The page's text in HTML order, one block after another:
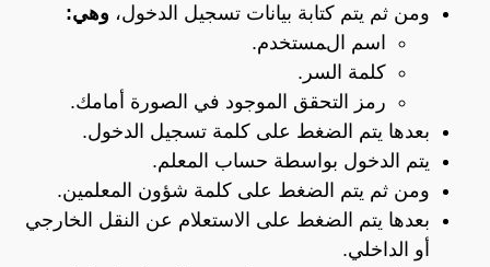
ومن ثم يتم كتابة بيانات تسجيل الدخول، وهي:
اسم المستخدم.
كلمة السر.
رمز التحقق الموجود في الصورة أمامك.
بعدها يتم الضغط على كلمة تسجيل الدخول.
يتم الدخول بواسطة حساب المعلم.
ومن ثم يتم الضغط على كلمة شؤون المعلمين.
بعدها يتم الضغط على الاستعلام عن النقل الخارجي
أو الداخلي.